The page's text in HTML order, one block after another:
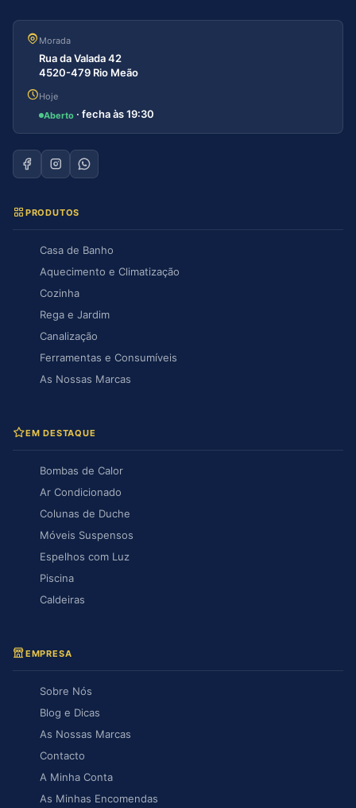
Morada
Rua da Valada 42
4520-479 Rio Meão
Hoje
Aberto · fecha às 19:30
PRODUTOS
Casa de Banho
Aquecimento e Climatização
Cozinha
Rega e Jardim
Canalização
Ferramentas e Consumíveis
As Nossas Marcas
EM DESTAQUE
Bombas de Calor
Ar Condicionado
Colunas de Duche
Móveis Suspensos
Espelhos com Luz
Piscina
Caldeiras
EMPRESA
Sobre Nós
Blog e Dicas
As Nossas Marcas
Contacto
A Minha Conta
As Minhas Encomendas